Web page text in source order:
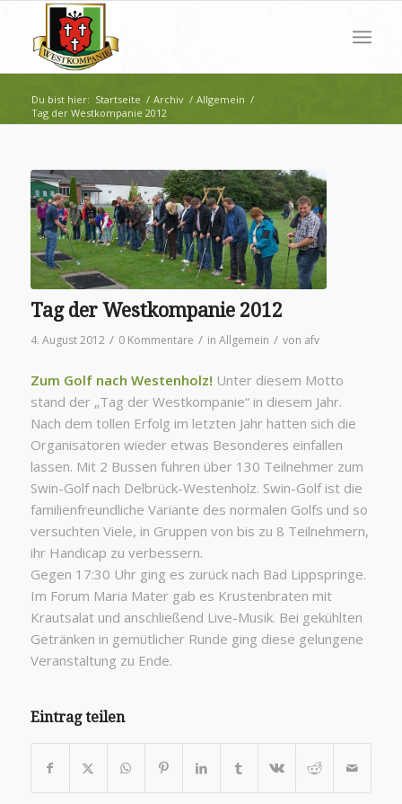
Du bist hier: Startseite / Archiv / Allgemein /
Tag der Westkompanie 2012
Tag der Westkompanie 2012
4. August 2012 / 0 Kommentare / in Allgemein / von afv
Zum Golf nach Westenholz! Unter diesem Motto
stand der „Tag der Westkompanie“ in diesem Jahr.
Nach dem tollen Erfolg im letzten Jahr hatten sich die
Organisatoren wieder etwas Besonderes einfallen
lassen. Mit 2 Bussen fuhren über 130 Teilnehmer zum
Swin-Golf nach Delbrück-Westenholz. Swin-Golf ist die
familienfreundliche Variante des normalen Golfs und so
versuchten Viele, in Gruppen von bis zu 8 Teilnehmern,
ihr Handicap zu verbessern.
Gegen 17:30 Uhr ging es zurück nach Bad Lippspringe.
Im Forum Maria Mater gab es Krustenbraten mit
Krautsalat und anschließend Live-Musik. Bei gekühlten
Getränken in gemütlicher Runde ging diese gelungene
Veranstaltung zu Ende.
Eintrag teilen